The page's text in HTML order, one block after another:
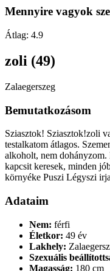
Mennyire vagyok
Átlag: 4.9
zoli (49)
Zalaegerszeg
Bemutatkozásom
Sziasztok! Sziasztok!zoli
testalkatom átlagos.
alkoholt, nem
kapcsit keresek, minden
környéke Puszi Légyszi
Adataim
Nem: férfi
Életkor: 49 év
Lakhely:
Szexuális
Magasság: 180 cm